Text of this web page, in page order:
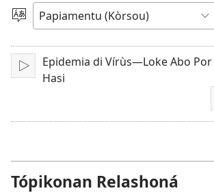
vidio
Skohe
Idioma
Play
Epidemia di Vírùs—Loke Abo Por
Hasi
Tópikonan Relashoná